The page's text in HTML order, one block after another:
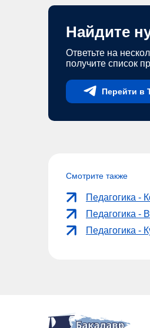
Найдите
Ответьте на
получите список
Перейти в
Смотрите также
Педагогика -
Педагогика -
Педагогика -